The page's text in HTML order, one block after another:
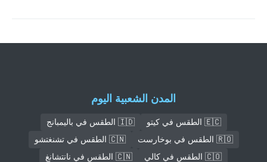
المدن الشعبية اليوم
🇪🇨 الطقس في كيتو
🇮🇩 الطقس في باليمبانج
🇷🇴 الطقس في بوخارست
🇨🇳 الطقس في تشنغتشو
🇨🇴 الطقس في كالي
🇨🇳 الطقس في نانتشانغ